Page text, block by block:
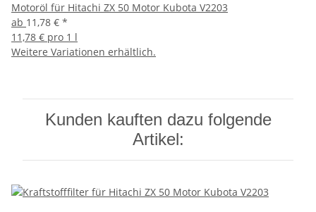
Motoröl für Hitachi ZX 50 Motor Kubota V2203
ab 11,78 € *
11,78 € pro 1 l
Weitere Variationen erhältlich.
Kunden kauften dazu folgende
Artikel: